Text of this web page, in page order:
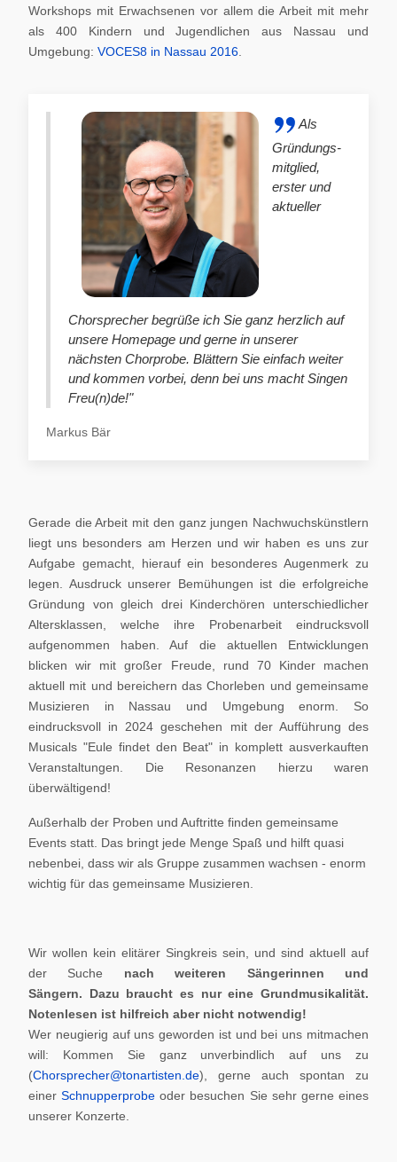
Workshops mit Erwachsenen vor allem die Arbeit mit mehr
als 400 Kindern und Jugendlichen aus Nassau und
Umgebung: VOCES8 in Nassau 2016
Als
Gründungs-
mitglied,
erster und
aktueller
Chorsprecher begrüße ich Sie ganz herzlich auf
unsere Homepage und gerne in unserer
nächsten Chorprobe. Blättern Sie einfach weiter
und kommen vorbei, denn bei uns macht Singen
Freu(n)de!"
Markus Bär
Gerade die Arbeit mit den ganz jungen Nachwuchskünstlern
liegt uns besonders am Herzen und wir haben es uns zur
Aufgabe gemacht, hierauf ein besonderes Augenmerk zu
legen. Ausdruck unserer Bemühungen ist die erfolgreiche
Gründung von gleich drei Kinderchören unterschiedlicher
Altersklassen, welche ihre Probenarbeit eindrucksvoll
aufgenommen haben. Auf die aktuellen Entwicklungen
blicken wir mit großer Freude, rund 70 Kinder machen
aktuell mit und bereichern das Chorleben und gemeinsame
Musizieren in Nassau und Umgebung enorm. So
eindrucksvoll in 2024 geschehen mit der Aufführung des
Musicals "Eule findet den Beat" in komplett ausverkauften
Veranstaltungen. Die Resonanzen hierzu waren
überwältigend!
Außerhalb der Proben und Auftritte finden gemeinsame
Events statt. Das bringt jede Menge Spaß und hilft quasi
nebenbei, dass wir als Gruppe zusammen wachsen - enorm
wichtig für das gemeinsame Musizieren.
Wir wollen kein elitärer Singkreis sein, und sind aktuell auf
der Suche nach weiteren Sängerinnen und
Sängern. Dazu braucht es nur eine Grundmusikalität.
Notenlesen ist hilfreich aber nicht notwendig!
Wer neugierig auf uns geworden ist und bei uns mitmachen
will: Kommen Sie ganz unverbindlich auf uns zu
(Chorsprecher@tonartisten.de), gerne auch spontan zu
einerSchnupperprobe oder besuchen Sie sehr gerne eines
unserer Konzerte.